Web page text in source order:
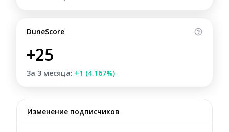
DuneScore
+25
За 3 месяца: +1 (4.167%)
Изменение подписчиков